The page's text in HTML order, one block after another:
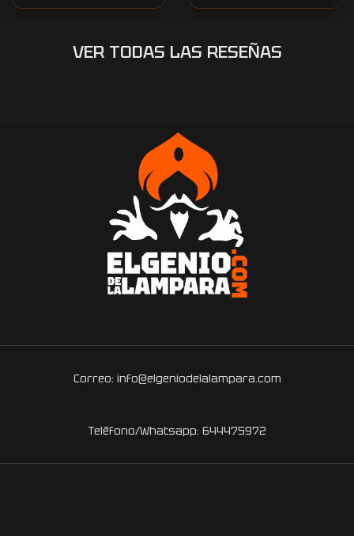
VER TODAS LAS RESEÑAS
Correo: info@elgeniodelalampara.com
Teléfono/Whatsapp: 644475972